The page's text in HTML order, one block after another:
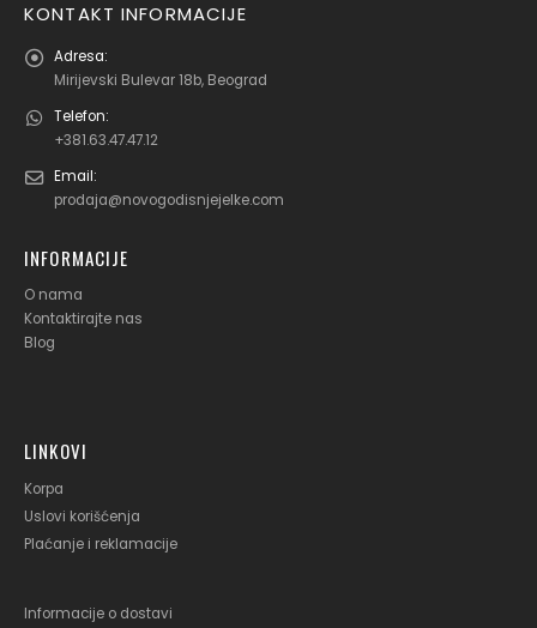
KONTAKT INFORMACIJE
Adresa:
Mirijevski Bulevar 18b, Beograd
Telefon:
+381.63.47.47.12
Email:
prodaja@novogodisnjejelke.com
INFORMACIJE
O nama
Kontaktirajte nas
Blog
LINKOVI
Korpa
Uslovi korišćenja
Plaćanje i reklamacije
Informacije o dostavi